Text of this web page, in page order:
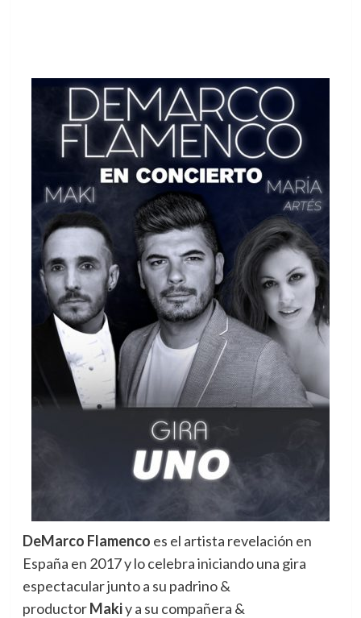
DeMarco Flamenco es el artista revelación en
España en 2017 y lo celebra iniciando una gira
espectacularjunto a su padrino &
productorMakiy a su compañera &